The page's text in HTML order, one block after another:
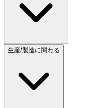
生産/製造に関わる